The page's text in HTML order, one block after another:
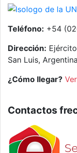
Teléfono: +54
Dirección:
San Luis, Argentina
¿Cómo llegar?
Contactos